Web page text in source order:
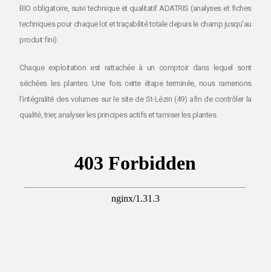
BIO obligatoire, suivi technique et qualitatif ADATRIS (analyses et fiches
techniques pour chaque lot et traçabilité totale depuis le champ jusqu’au
produit fini).
Chaque exploitation est rattachée à un comptoir dans lequel sont
séchées les plantes. Une fois cette étape terminée, nous ramenons
l’intégralité des volumes sur le site de St-Lézin (49) afin de contrôler la
qualité, trier, analyser les principes actifs et tamiser les plantes.